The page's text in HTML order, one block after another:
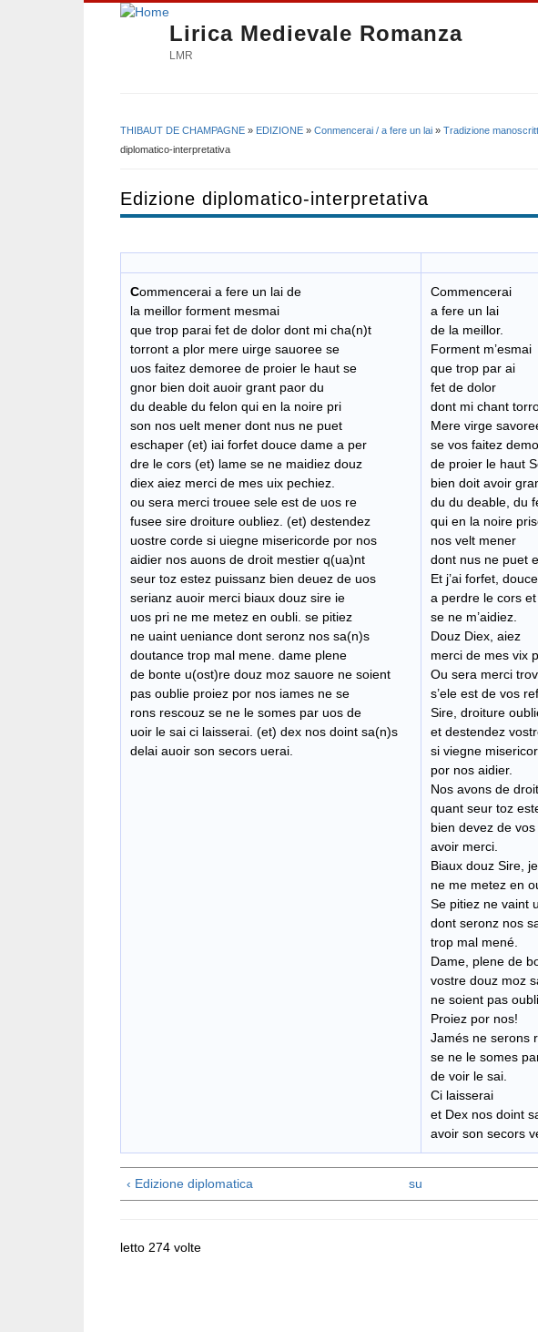
Lirica Medievale Romanza
LMR
Tu sei qui
THIBAUT DE CHAMPAGNE » EDIZIONE » Conmencerai / a fere un lai » Tradizione
diplomatico-interpretativa
Edizione diplomatico-interpretativa
Commencerai a fere un lai de
la meillor forment mesmai
que trop parai fet de dolor dont mi cha(n)t
torront a plor mere uirge sauoree se
uos faitez demoree de proier le haut se
gnor bien doit auoir grant paor du
du deable du felon qui en la noire pri
son nos uelt mener dont nus ne puet
eschaper (et) iai forfet douce dame a per
dre le cors (et) lame se ne maidiez douz
diex aiez merci de mes uix pechiez.
ou sera merci trouee sele est de uos re
fusee sire droiture oubliez. (et) destendez
uostre corde si uiegne misericorde por nos
aidier nos auons de droit mestier q(ua)nt
seur toz estez puissanz bien deuez de uos
serianz auoir merci biaux douz sire ie
uos pri ne me metez en oubli. se pitiez
ne uaint ueniance dont seronz nos sa(n)s
doutance trop mal mene. dame plene
de bonte u(ost)re douz moz sauore ne soient
pas oublie proiez por nos iames ne se
rons rescouz se ne le somes par uos de
uoir le sai ci laisserai. (et) dex nos doint sa(n)s
delai auoir son secors uerai.
Commencerai
a fere un lai
de la meillor.
Forment m’esmai
que trop par ai
fet de dolor
dont mi chant
Mere virge
se vos faitez
de proier le haut
bien doit avoir
du du deable, du
qui en la noire
nos velt mener
dont nus ne puet
Et j’ai forfet,
a perdre le cors et
se ne m’aidiez.
Douz Diex, aiez
merci de mes vix
Ou sera merci
s’ele est de vos
Sire, droiture
et destendez
si viegne
por nos aidier.
Nos avons de
quant seur toz
bien devez de
avoir merci.
Biaux douz Sire,
ne me metez en
Se pitiez ne vaint
dont seronz nos
trop mal mené.
Dame, plene de
vostre douz moz
ne soient pas
Proiez por nos!
Jamés ne serons
se ne le somes
de voir le sai.
Ci laisserai
et Dex nos doint
avoir son secors
‹ Edizione diplomatica su
letto 274 volte